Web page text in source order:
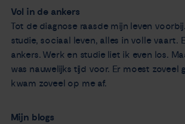
Vol in de ankers
Tot de diagnose raasde mijn leven
studie, sociaal leven, alles in volle vaart.
ankers. Werk en studie liet ik even los.
was nauwelijks tijd voor. Er moest zoveel
kwam zoveel op me af.
Mijn blogs